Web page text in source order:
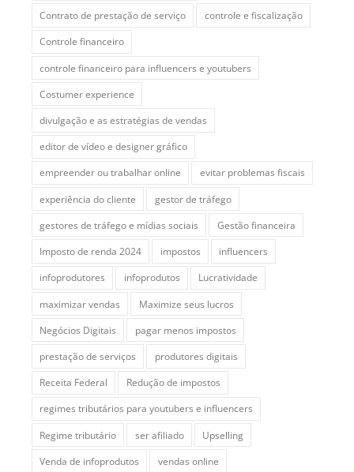
Contrato de prestação de serviço
controle e fiscalização
Controle financeiro
controle financeiro para influencers e youtubers
Costumer experience
divulgação e as estratégias de vendas
editor de vídeo e designer gráfico
empreender ou trabalhar online
evitar problemas fiscais
experiência do cliente
gestor de tráfego
gestores de tráfego e mídias sociais
Gestão financeira
Imposto de renda 2024
impostos
influencers
infoprodutores
infoprodutos
Lucratividade
maximizar vendas
Maximize seus lucros
Negócios Digitais
pagar menos impostos
prestação de serviços
produtores digitais
Receita Federal
Redução de impostos
regimes tributários para youtubers e influencers
Regime tributário
ser afiliado
Upselling
Venda de infoprodutos
vendas online